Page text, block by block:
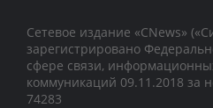
Сетевое издание «CNews»
зарегистрировано
сфере связи,
коммуникаций 09.11.2018
74283